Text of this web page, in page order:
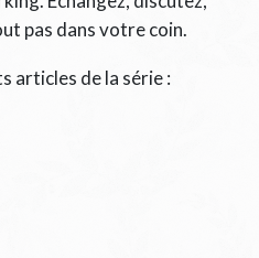
pas dans votre coin.
articles de la série :